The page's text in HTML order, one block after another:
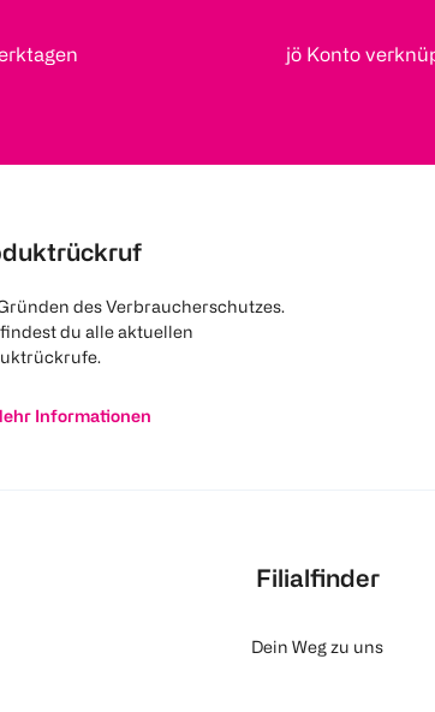
jö Konto
des Verbraucherschutzes.
du alle aktuellen
Informationen
Filialfinder
Dein Weg zu uns